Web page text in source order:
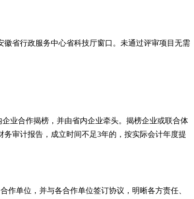
省行政服务中心省科技厅窗口。未通过评审项目无需
业合作揭榜，并由省内企业牵头。揭榜企业或联合体
务审计报告，成立时间不足3年的，按实际会计年度提
作单位，并与各合作单位签订协议，明晰各方责任、